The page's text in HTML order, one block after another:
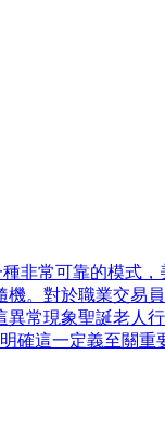
非常可靠的模式
。對於職業交易
常現象聖誕老人
確這一定義至關